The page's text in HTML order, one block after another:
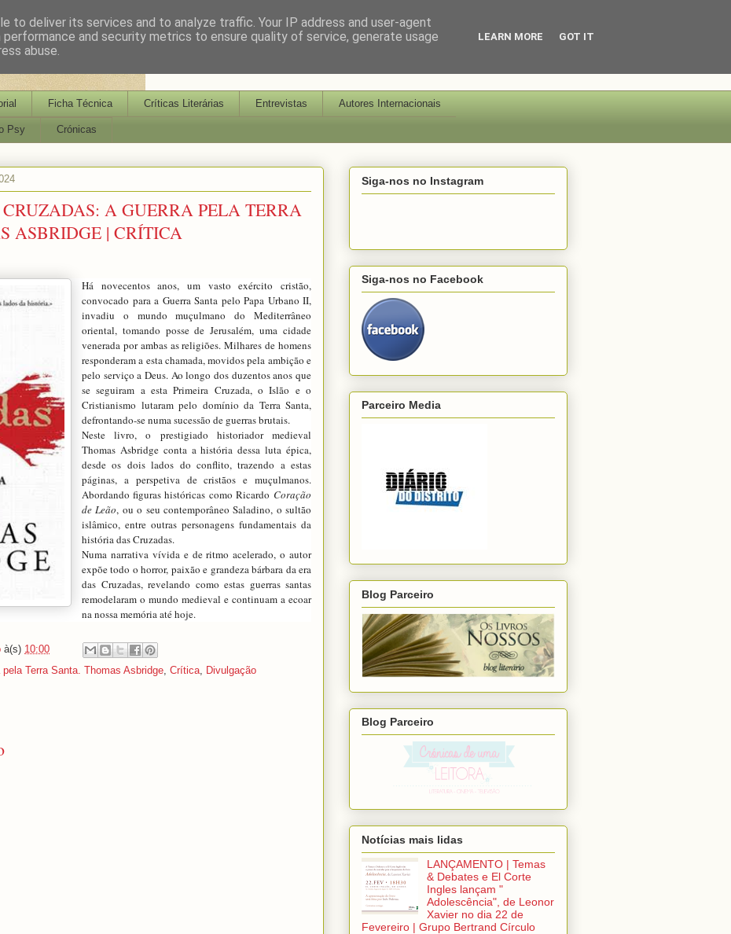
Ficha Técnica Críticas Literárias Entrevistas Autores Internacionais
Psy Crónicas
A GUERRA PELA TERRA
ASBRIDGE | CRÍTICA
Há novecentos anos, um vasto exército cristão,
convocado para a Guerra Santa pelo Papa Urbano II,
invadiu o mundo muçulmano do Mediterrâneo
oriental, tomando posse de Jerusalém, uma cidade
venerada por ambas as religiões. Milhares de homens
responderam a esta chamada, movidos pela ambição e
pelo serviço a Deus. Ao longo dos duzentos anos que
se seguiram a esta Primeira Cruzada, o Islão e o
Cristianismo lutaram pelo domínio da Terra Santa,
defrontando-se numa sucessão de guerras brutais.
Neste livro, o prestigiado historiador medieval
Thomas Asbridge conta a história dessa luta épica,
desde os dois lados do conflito, trazendo a estas
páginas, a perspetiva de cristãos e muçulmanos.
Abordando figuras históricas como Ricardo Coração
de Leão, ou o seu contemporâneo Saladino, o sultão
islâmico, entre outras personagens fundamentais da
história das Cruzadas.
Numa narrativa vívida e de ritmo acelerado, o autor
expõe todo o horror, paixão e grandeza bárbara da era
das Cruzadas, revelando como estas guerras santas
remodelaram o mundo medieval e continuam a ecoar
na nossa memória até hoje.
à(s) 10:00
Terra Santa. Thomas Asbridge, Crítica, Divulgação
Siga-nos no Instagram
Siga-nos no Facebook
Parceiro Media
Blog Parceiro
Blog Parceiro
Notícias mais lidas
LANÇAMENTO | Temas
& Debates e El Corte
Ingles lançam "
Adolescência", de Leonor
Xavier no dia 22 de
Fevereiro | Grupo Bertrand Círculo
to deliver its services and to analyze traffic. Your IP address and user-agent
and security metrics to ensure quality of service, generate usage
abuse.
LEARN MORE GOT IT